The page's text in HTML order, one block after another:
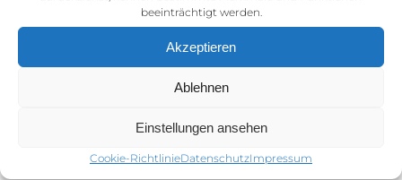
beeinträchtigt werden.
Akzeptieren
Ablehnen
Einstellungen ansehen
Cookie-RichtlinieDatenschutzImpressum
AGB (Allgemeine Geschäftsbedingunen)